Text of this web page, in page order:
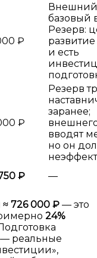
₽
базовый
Резерв:
и есть
₽
Резерв
заранее;
вводят
но он
₽ —
726 000 ₽ — это
24%
— реальные